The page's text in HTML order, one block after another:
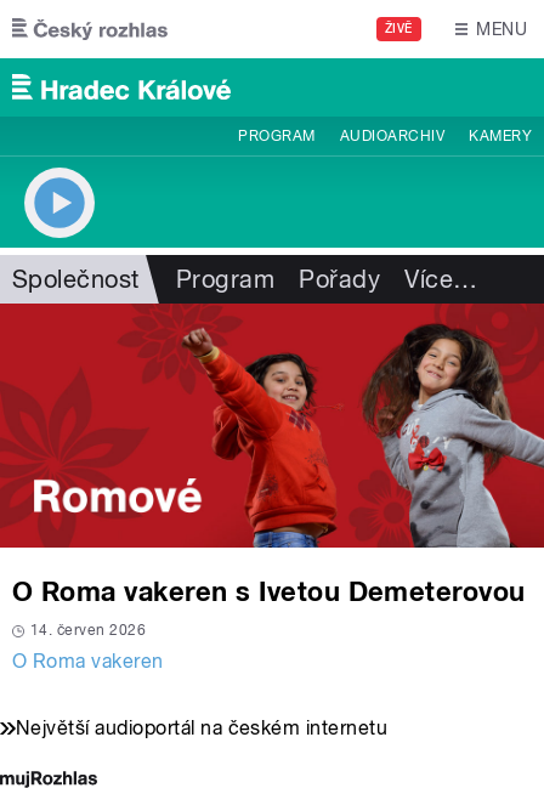
Přejít k hlavnímu obsahu
ŽIVĚ MENU
PROGRAM AUDIOARCHIV KAMERY
Společnost Program Pořady Více…
O Roma vakeren s Ivetou Demeterovou
14. červen 2026
O Roma vakeren
Největší audioportál na českém internetu